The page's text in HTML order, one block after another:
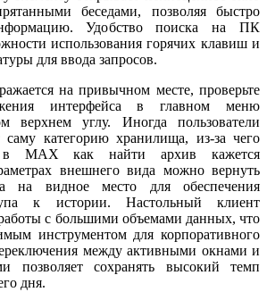
беседами, позволяя быстро
Удобство поиска на ПК
использования горячих клавиш и
для ввода запросов.
на привычном месте, проверьте
интерфейса в главном меню
верхнем углу. Иногда пользователи
категорию хранилища, из-за чего
в MAX как найти архив кажется
внешнего вида можно вернуть
на видное место для обеспечения
к истории. Настольный клиент
с большими объемами данных, что
инструментом для корпоративного
между активными окнами и
позволяет сохранять высокий темп
дня.